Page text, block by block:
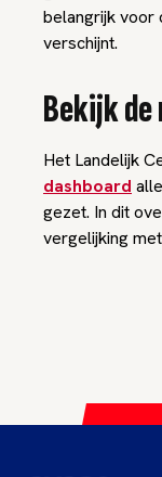
belangrijk voor
verschijnt.
Bekijk
Het Landelijk
dashboard
gezet. In dit
vergelijking